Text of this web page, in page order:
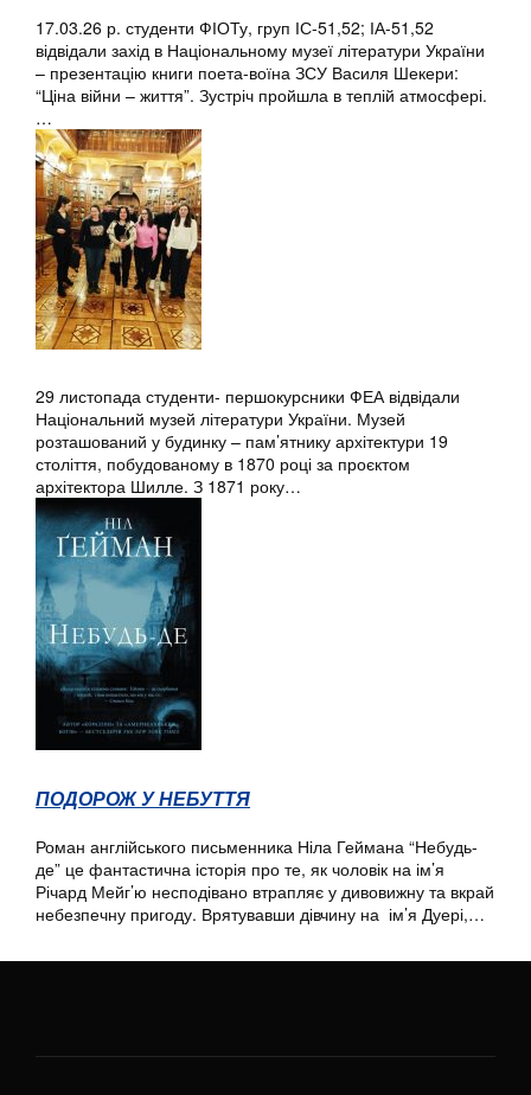
17.03.26 р. студенти ФІОТу, груп ІС-51,52; ІА-51,52
відвідали захід в Національному музеї літератури України
– презентацію книги поета-воїна ЗСУ Василя Шекери:
“Ціна війни – життя”. Зустріч пройшла в теплій атмосфері.
…
29 листопада студенти- першокурсники ФЕА відвідали
Національний музей літератури України. Музей
розташований у будинку – пам’ятнику архітектури 19
століття, побудованому в 1870 році за проєктом
архітектора Шилле. З 1871 року…
ПОДОРОЖ У НЕБУТТЯ
Роман англійського письменника Ніла Геймана “Небудь-
де” це фантастична історія про те, як чоловік на ім’я
Річард Мейг’ю несподівано втрапляє у дивовижну та вкрай
небезпечну пригоду. Врятувавши дівчину на ім’я Дуері,…